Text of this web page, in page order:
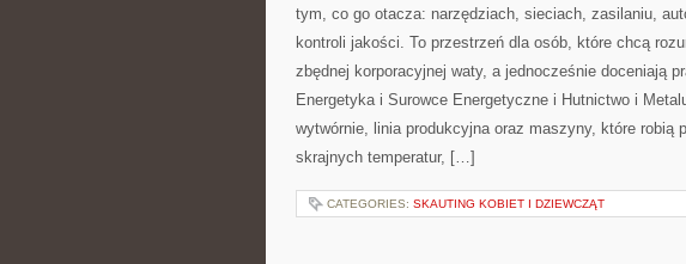
tym, co go otacza: narzędziach, sieciach, zasilaniu,
kontroli jakości. To przestrzeń dla osób, które chcą
zbędnej korporacyjnej waty, a jednocześnie doceniają
Energetyka i Surowce Energetyczne i Hutnictwo i
wytwórnie, linia produkcyjna oraz maszyny, które robią
skrajnych temperatur, […]
CATEGORIES: SKAUTING KOBIET I DZIEWCZĄT